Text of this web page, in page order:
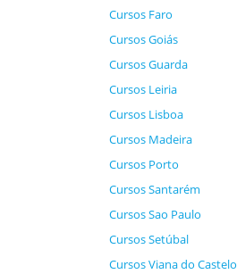
Cursos Faro
Cursos Goiás
Cursos Guarda
Cursos Leiria
Cursos Lisboa
Cursos Madeira
Cursos Porto
Cursos Santarém
Cursos Sao Paulo
Cursos Setúbal
Cursos Viana do Castelo